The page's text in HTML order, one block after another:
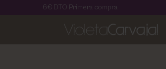
6€ DTO Primera compra Envíos